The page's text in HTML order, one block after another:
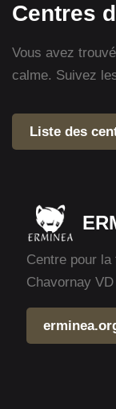
Centres
Vous avez
calme. Suivez
Liste des
Centre pour
Chavornay VD